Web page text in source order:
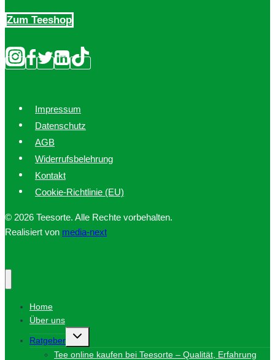
Zum Teeshop
Impressum
Datenschutz
AGB
Widerrufsbelehrung
Kontakt
Cookie-Richtlinie (EU)
© 2026 Teesorte. Alle Rechte vorbehalten.
Realisiert von media-next
Home
Über uns
Ratgeber
Untermenü
umschalten
Tee online kaufen bei Teesorte – Qualität, Erfahrung